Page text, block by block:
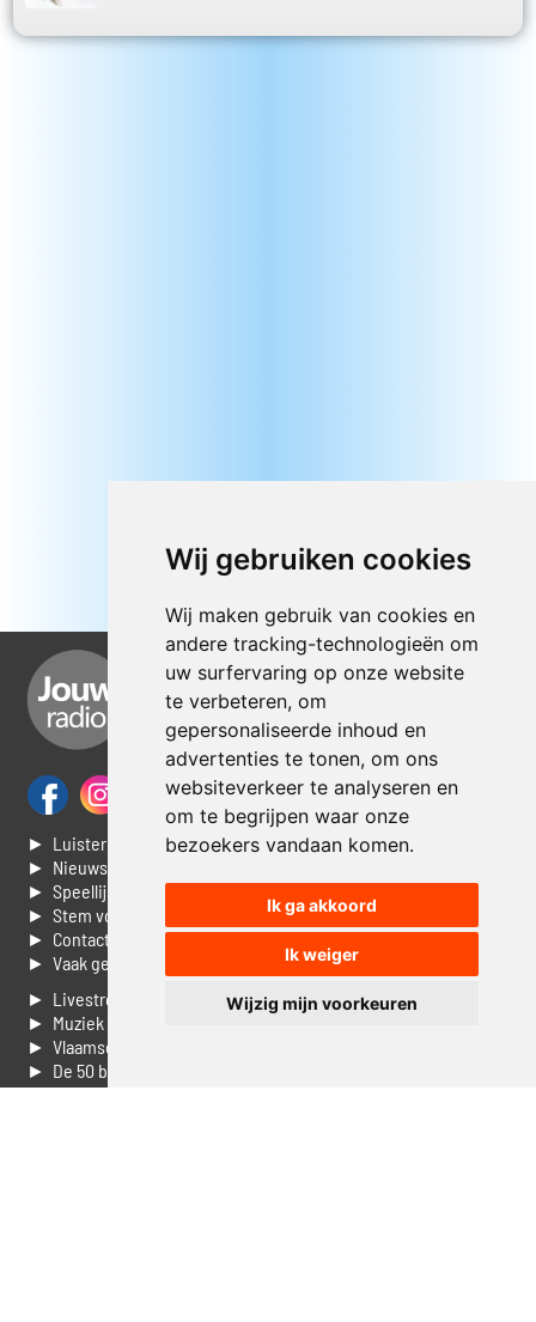
Wij gebruiken cookies
Wij maken gebruik van cookies en
andere tracking-technologieën om
uw surfervaring op onze website
te verbeteren, om
gepersonaliseerde inhoud en
advertenties te tonen, om ons
websiteverkeer te analyseren en
om te begrijpen waar onze
bezoekers vandaan komen.
Ik ga akkoord
Ik weiger
Wijzig mijn voorkeuren
► Luisteren naar Jouwradio
► Nieuws
► Speellijst
► Stem voor de Dag top 3
► Contacteer ons
► Vaak gestelde vragen
► Livestream informatie
► Muziek opzoeken
► Vlaamse 100 Aller tijden
► De 50 beste van...
► Adverteren op Jouwradio